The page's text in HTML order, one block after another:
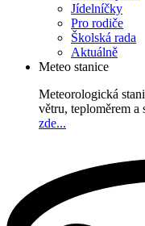
Jídelníčky
Pro rodiče
Školská rada
Aktuálně
Meteo stanice
Meteorologická
větru, teploměrem a
zde...